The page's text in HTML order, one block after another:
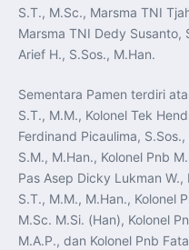
S.T., M.Sc., Marsma TNI
Marsma TNI Dedy Susanto,
Arief H., S.Sos., M.Han.
Sementara Pamen terdiri
S.T., M.M., Kolonel Tek
Ferdinand Picaulima,
S.M., M.Han., Kolonel Pnb
Pas Asep Dicky Lukman W.,
S.T., M.M., M.Han., Kolonel
M.Sc. M.Si. (Han), Kolonel
M.A.P., dan Kolonel Pnb